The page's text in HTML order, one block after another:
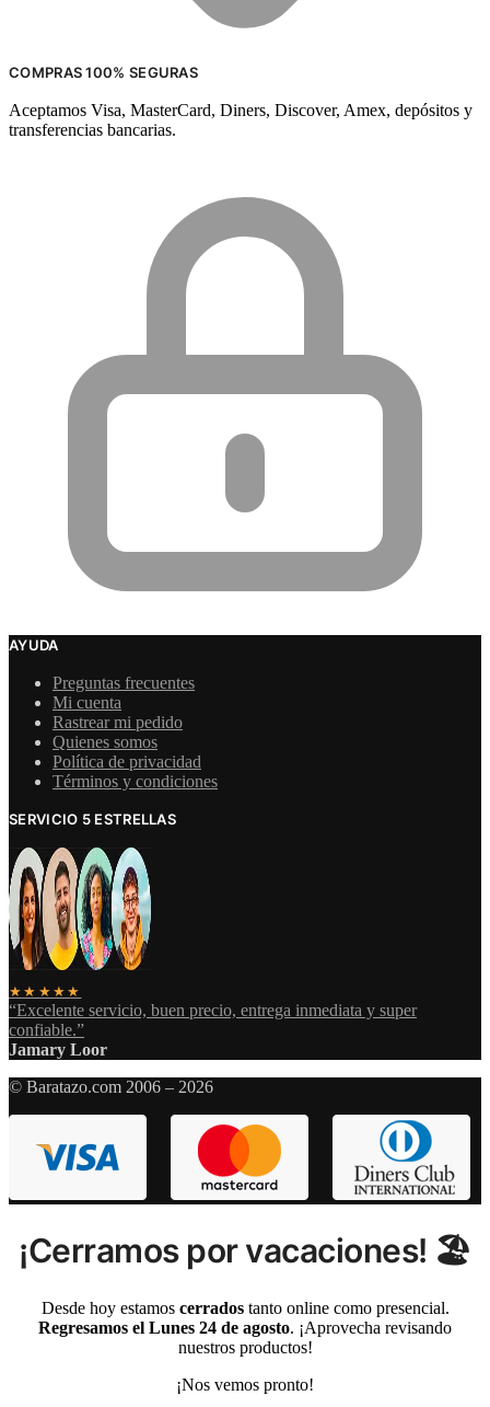
COMPRAS 100% SEGURAS
Aceptamos Visa, MasterCard, Diners, Discover, Amex, depósitos y
transferencias bancarias.
AYUDA
Preguntas frecuentes
Mi cuenta
Rastrear mi pedido
Quienes somos
Política de privacidad
Términos y condiciones
SERVICIO 5 ESTRELLAS
★★★★★
“Excelente servicio, buen precio, entrega inmediata y super
confiable.”
Jamary Loor
© Baratazo.com 2006 – 2026
¡Cerramos por vacaciones! 🏖️
Desde hoy estamos cerradostanto online como presencial.
Regresamos el Lunes 24 de agosto. ¡Aprovecha revisando
nuestros productos!
¡Nos vemos pronto!